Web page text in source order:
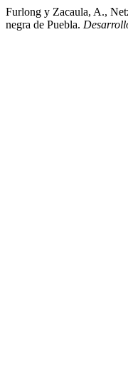
Furlong y Zacaula, A.,
negra de Puebla.